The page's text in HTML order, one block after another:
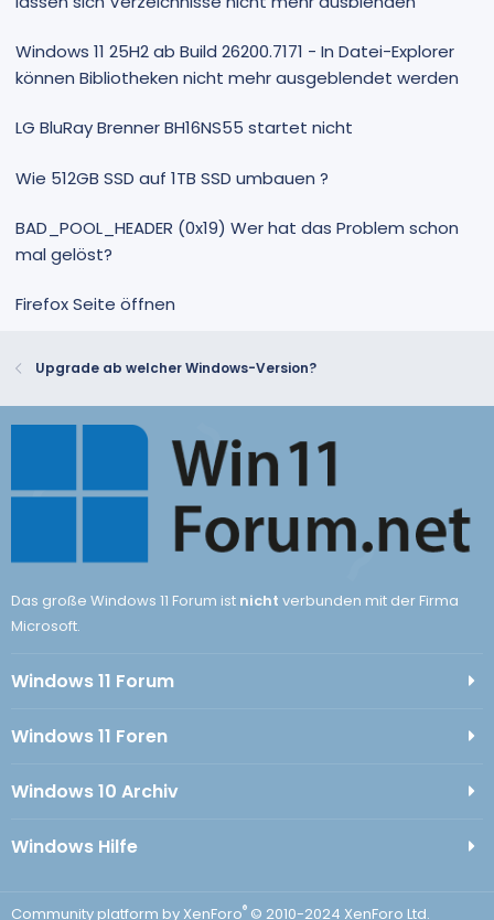
Windows 11 25H2 ab Build 26200.7171 - In Datei-Explorer
können Bibliotheken nicht mehr ausgeblendet werden
LG BluRay Brenner BH16NS55 startet nicht
Wie 512GB SSD auf 1TB SSD umbauen ?
BAD_POOL_HEADER (0x19) Wer hat das Problem schon
mal gelöst?
Firefox Seite öffnen
Upgrade ab welcher Windows-Version?
Das große Windows 11 Forum ist nicht verbunden mit der Firma
Microsoft.
Windows 11 Forum
Windows 11 Foren
Windows 10 Archiv
Windows Hilfe
Community platform by XenForo® © 2010-2024 XenForo Ltd.